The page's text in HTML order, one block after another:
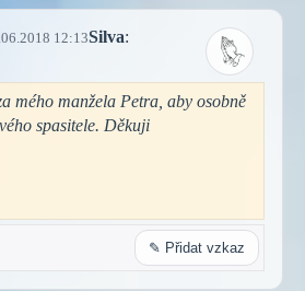
12:13Silva:
mého manžela Petra, aby osobně
spasitele. Děkuji
✎ Přidat vzkaz